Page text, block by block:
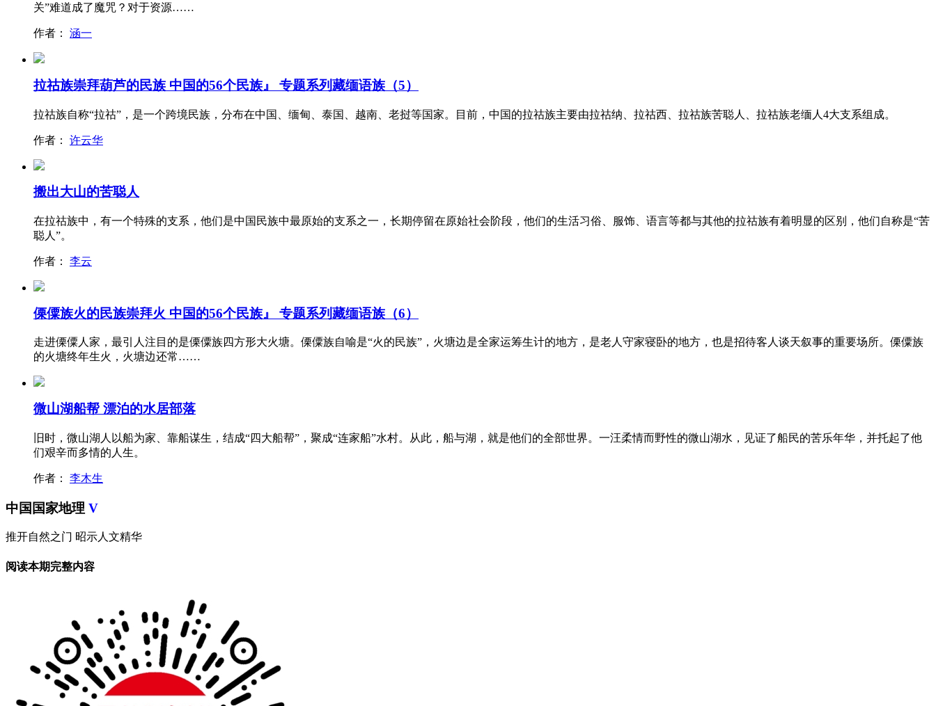
关”难道成了魔咒？对于资源……
作者： 涵一
拉祜族崇拜葫芦的民族 中国的56个民族』 专题系列藏缅语族（5）
拉祜族自称“拉祜”，是一个跨境民族，分布在中国、缅甸、泰国、越南、老挝等国家。目前，中国的拉祜族主要由拉祜纳、拉祜西、拉祜族苦聪人、拉祜族老缅人4大支系组成。
作者： 许云华
搬出大山的苦聪人
在拉祜族中，有一个特殊的支系，他们是中国民族中最原始的支系之一，长期停留在原始社会阶段，他们的生活习俗、服饰、语言等都与其他的拉祜族有着明显的区别，他们自称是“苦
聪人”。
作者： 李云
傈僳族火的民族崇拜火 中国的56个民族』 专题系列藏缅语族（6）
走进傈僳人家，最引人注目的是傈僳族四方形大火塘。傈僳族自喻是“火的民族”，火塘边是全家运筹生计的地方，是老人守家寝卧的地方，也是招待客人谈天叙事的重要场所。傈僳族
的火塘终年生火，火塘边还常……
微山湖船帮 漂泊的水居部落
旧时，微山湖人以船为家、靠船谋生，结成“四大船帮”，聚成“连家船”水村。从此，船与湖，就是他们的全部世界。一汪柔情而野性的微山湖水，见证了船民的苦乐年华，并托起了他
们艰辛而多情的人生。
作者： 李木生
中国国家地理 V
推开自然之门 昭示人文精华
阅读本期完整内容